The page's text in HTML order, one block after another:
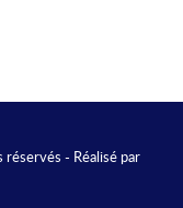
- Réalisé par